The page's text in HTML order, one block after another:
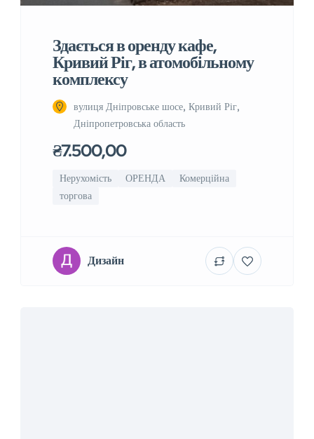
Здається в оренду кафе,
Кривий Ріг, в атомобільному
комплексу
вулиця Дніпровське шосе, Кривий Ріг,
Дніпропетровська область
₴7.500,00
Нерухомість ОРЕНДА
Комерційна
торгова
Дизайн